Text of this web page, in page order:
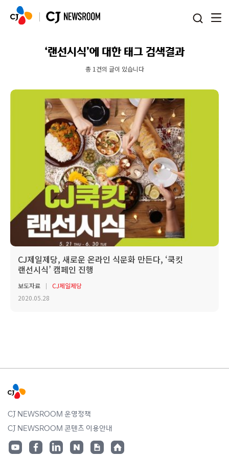
‘랜선시식’에 대한 태그 검색결과
총 1건의 글이 있습니다
CJ제일제당, 새로운 온라인 식문화 만든다, ‘쿡킷
랜선시식’ 캠페인 진행
보도자료
CJ제일제당
2020.05.28
CJ NEWSROOM 운영정책
CJ NEWSROOM 콘텐츠 이용안내